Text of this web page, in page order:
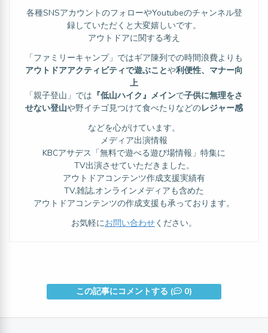
各種SNSアカウントのフォローやYoutubeのチャンネル登
録していただくと大変嬉しいです。
アウトドアに関する考え
「ファミリーキャンプ」ではギア陳列での時間浪費よりも
アウトドアアクティビティで遊ぶことや利便性、マナー向
上
「親子登山」では 『低山ハイク』メインで子供に無理をさ
せない登山や野イチゴ見つけて食べたりなどのレジャー感
などを心がけています。
メディア出演情報
KBCアサデス「無料で遊べる遊び場情報」特集に
TV出演させていただきました。
アウトドアコンテンツ作成支援実績有
TV,雑誌,オンラインメディアも含めた
アウトドアコンテンツの作成支援も承っております。
お気軽にお問い合わせください。
この記事にコメントする ( 0)